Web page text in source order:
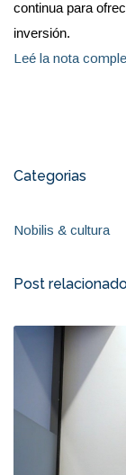
continua para
inversión.
Leé la nota
Categorias
Nobilis & cultura
Post